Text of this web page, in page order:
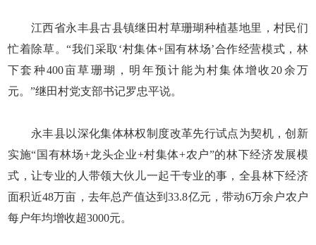
江西省永丰县古县镇继田村草珊瑚种植基地里，村民们
忙着除草。“我们采取‘村集体+国有林场’合作经营模式，林
下套种400亩草珊瑚，明年预计能为村集体增收20余万
元。”继田村党支部书记罗忠平说。
永丰县以深化集体林权制度改革先行试点为契机，创新
实施“国有林场+龙头企业+村集体+农户”的林下经济发展模
式，让专业的人带领大伙儿一起干专业的事，全县林下经济
面积近48万亩，去年总产值达到33.8亿元，带动6万余户农户
每户年均增收超3000元。